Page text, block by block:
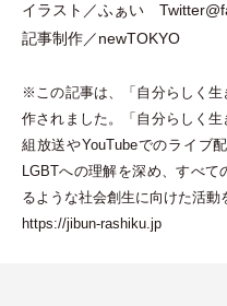
イラスト／ふぁい
記事制作／newTOKYO
※この記事は、 「 自分らしく生
作されました。
「 自分らしく生
組放送やYouTubeでのライブ
LGBTへの理解を深め、すべ
るような社会創生に向けた活動
https://jibun-rashiku.jp